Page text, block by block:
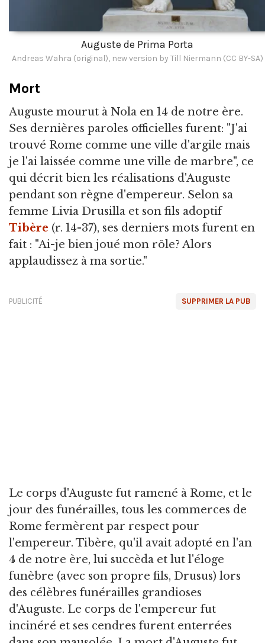
Auguste de Prima Porta
Andreas Wahra (original), new version by Till Niermann (CC BY-SA)
Mort
Auguste mourut à Nola en 14 de notre ère.
Ses dernières paroles officielles furent: "J'ai
trouvé Rome comme une ville d'argile mais
je l'ai laissée comme une ville de marbre", ce
qui décrit bien les réalisations d'Auguste
pendant son règne d'empereur. Selon sa
femme Livia Drusilla et son fils adoptif
Tibère (r. 14-37), ses derniers mots furent en
fait : "Ai-je bien joué mon rôle? Alors
applaudissez à ma sortie."
SUPPRIMER LA PUB
PUBLICITÉ
Le corps d'Auguste fut ramené à Rome, et le
jour des funérailles, tous les commerces de
Rome fermèrent par respect pour
l'empereur. Tibère, qu'il avait adopté en l'an
4 de notre ère, lui succèda et lut l'éloge
funèbre (avec son propre fils, Drusus) lors
des célèbres funérailles grandioses
d'Auguste. Le corps de l'empereur fut
incinéré et ses cendres furent enterrées